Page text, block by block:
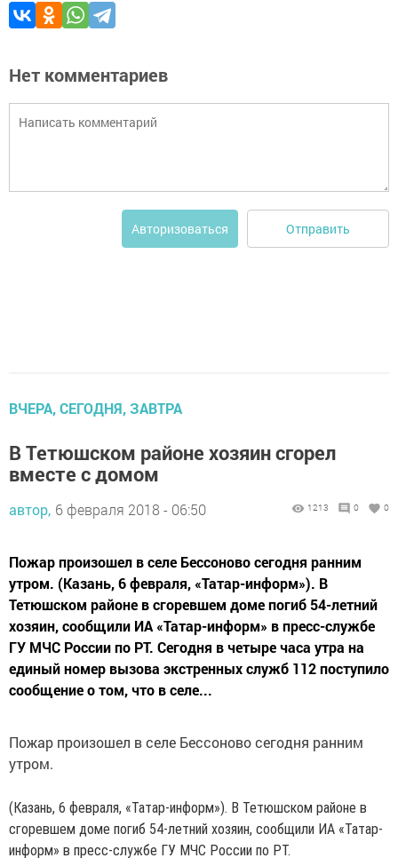
Нет комментариев
Авторизоваться Отправить
ВЧЕРА, СЕГОДНЯ, ЗАВТРА
В Тетюшском районе хозяин сгорел
вместе с домом
автор, 6 февраля 2018 - 06:50 1213 0 0
Пожар произошел в селе Бессоново сегодня ранним
утром. (Казань, 6 февраля, «Татар-информ»). В
Тетюшском районе в сгоревшем доме погиб 54-летний
хозяин, сообщили ИА «Татар-информ» в пресс-службе
ГУ МЧС России по РТ. Сегодня в четыре часа утра на
единый номер вызова экстренных служб 112 поступило
сообщение о том, что в селе...
Пожар произошел в селе Бессоново сегодня ранним
утром.
(Казань, 6 февраля, «Татар-информ»). В Тетюшском районе в
сгоревшем доме погиб 54-летний хозяин, сообщили ИА «Татар-
информ» в пресс-службе ГУ МЧС России по РТ.